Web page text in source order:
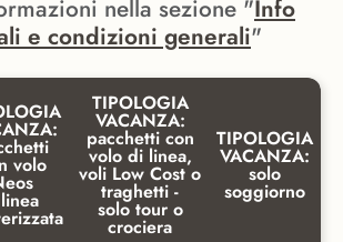
nella sezione "Info
e condizioni generali"
volo
TIPOLOGIA
VACANZA:
pacchetti con
volo di linea,
voli Low Cost o
traghetti -
solo tour o
crociera
TIPOLOGIA
VACANZA:
solo
soggiorno